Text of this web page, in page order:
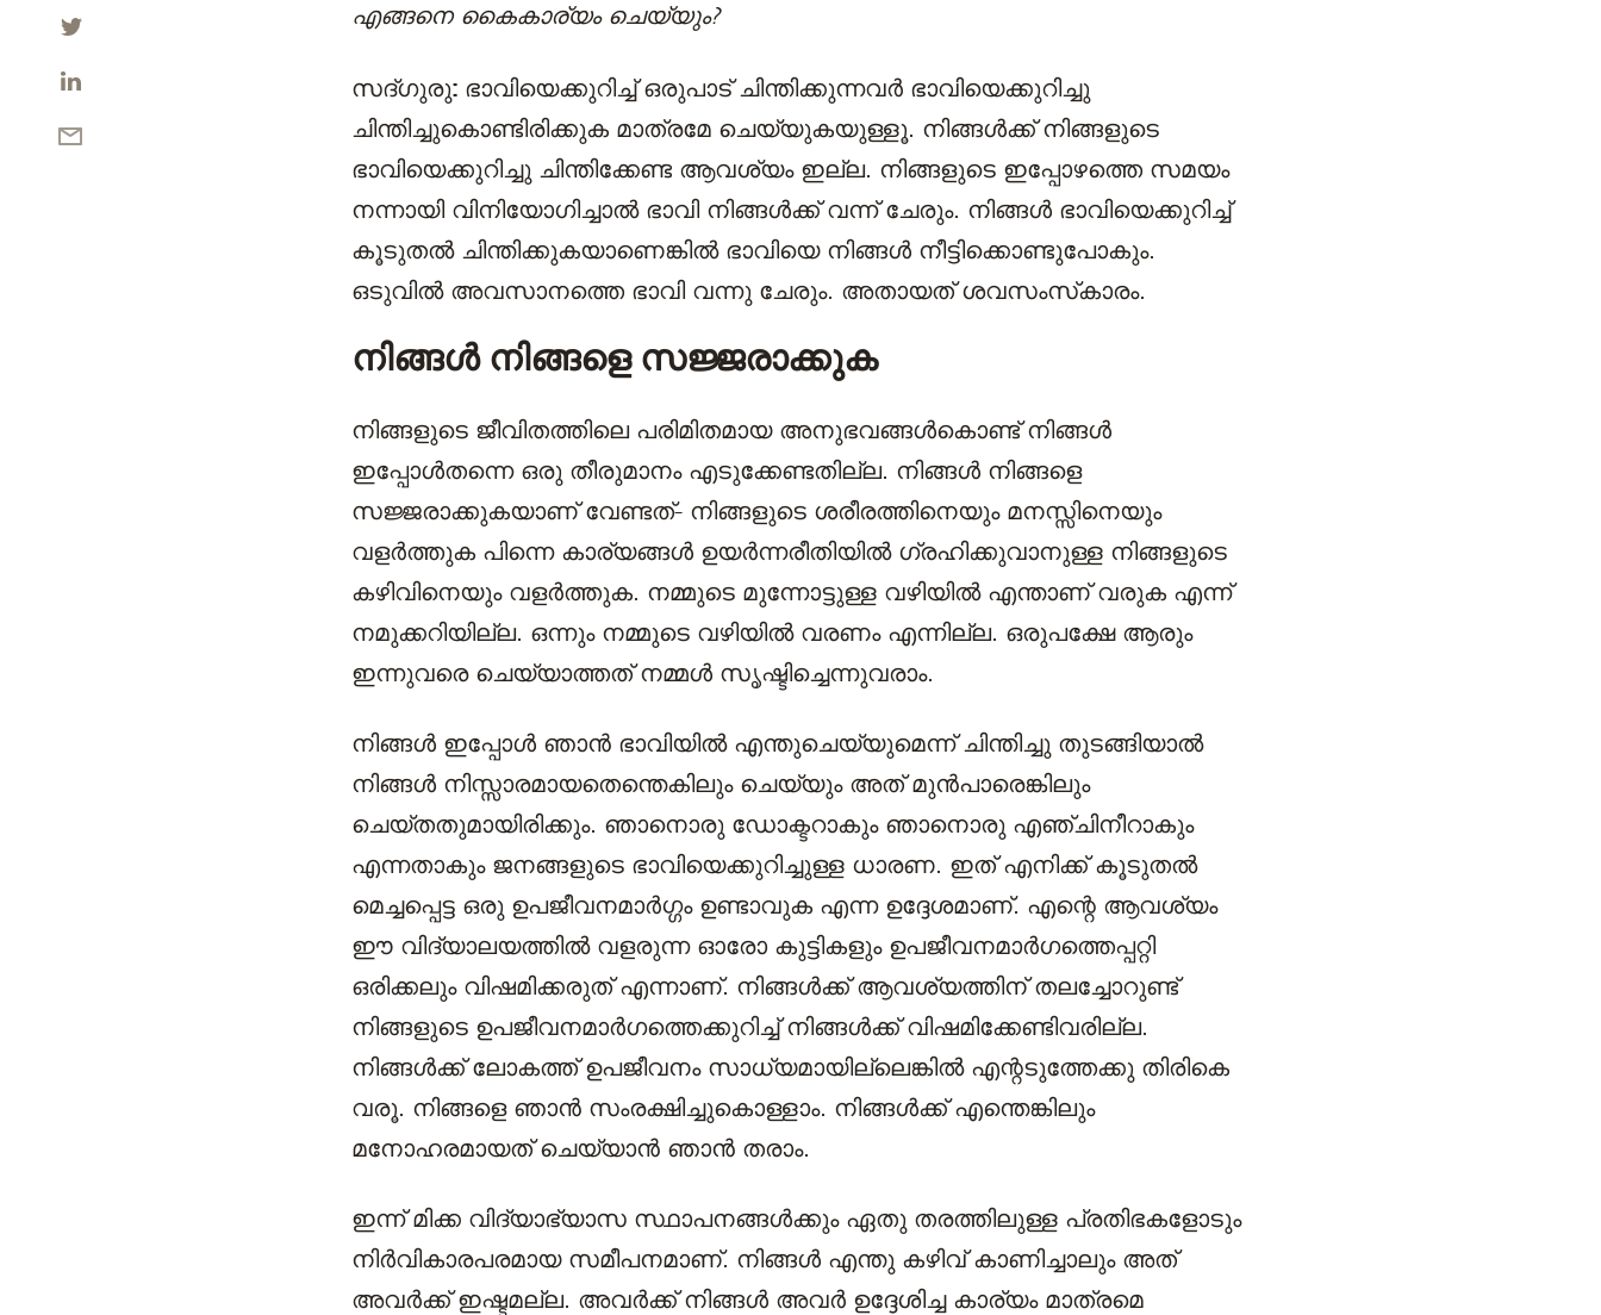
എങ്ങനെ കൈകാര്യം ചെയ്യും?
സദ്ഗുരു: ഭാവിയെക്കുറിച്ച് ഒരുപാട് ചിന്തിക്കുന്നവർ ഭാവിയെക്കുറിച്ചു
ചിന്തിച്ചുകൊണ്ടിരിക്കുക മാത്രമേ ചെയ്യുകയുള്ളൂ. നിങ്ങൾക്ക് നിങ്ങളുടെ
ഭാവിയെക്കുറിച്ചു ചിന്തിക്കേണ്ട ആവശ്യം ഇല്ല. നിങ്ങളുടെ ഇപ്പോഴത്തെ സമയം
നന്നായി വിനിയോഗിച്ചാൽ ഭാവി നിങ്ങൾക്ക് വന്ന് ചേരും. നിങ്ങൾ ഭാവിയെക്കുറിച്ച്
കൂടുതൽ ചിന്തിക്കുകയാണെങ്കിൽ ഭാവിയെ നിങ്ങൾ നീട്ടിക്കൊണ്ടുപോകും.
ഒടുവിൽ അവസാനത്തെ ഭാവി വന്നു ചേരും. അതായത് ശവസംസ്‌കാരം.
നിങ്ങൾ നിങ്ങളെ സജ്ജരാക്കുക
നിങ്ങളുടെ ജീവിതത്തിലെ പരിമിതമായ അനുഭവങ്ങൾകൊണ്ട് നിങ്ങൾ
ഇപ്പോൾതന്നെ ഒരു തീരുമാനം എടുക്കേണ്ടതില്ല. നിങ്ങൾ നിങ്ങളെ
സജ്ജരാക്കുകയാണ് വേണ്ടത്- നിങ്ങളുടെ ശരീരത്തിനെയും മനസ്സിനെയും
വളർത്തുക പിന്നെ കാര്യങ്ങൾ ഉയർന്നരീതിയിൽ ഗ്രഹിക്കുവാനുള്ള നിങ്ങളുടെ
കഴിവിനെയും വളർത്തുക. നമ്മുടെ മുന്നോട്ടുള്ള വഴിയിൽ എന്താണ് വരുക എന്ന്‌
നമുക്കറിയില്ല. ഒന്നും നമ്മുടെ വഴിയിൽ വരണം എന്നില്ല. ഒരുപക്ഷേ ആരും
ഇന്നുവരെ ചെയ്യാത്തത് നമ്മൾ സൃഷ്ടിച്ചെന്നുവരാം.
നിങ്ങൾ ഇപ്പോൾ ഞാൻ ഭാവിയിൽ എന്തുചെയ്യുമെന്ന്‌ ചിന്തിച്ചു തുടങ്ങിയാൽ
നിങ്ങൾ നിസ്സാരമായതെന്തെകിലും ചെയ്യും അത് മുൻപാരെങ്കിലും
ചെയ്തതുമായിരിക്കും. ഞാനൊരു ഡോക്ടറാകും ഞാനൊരു എഞ്ചിനീറാകും
എന്നതാകും ജനങ്ങളുടെ ഭാവിയെക്കുറിച്ചുള്ള ധാരണ. ഇത് എനിക്ക് കൂടുതൽ
മെച്ചപ്പെട്ട ഒരു ഉപജീവനമാർഗ്ഗം ഉണ്ടാവുക എന്ന ഉദ്ദേശമാണ്. എന്റെ ആവശ്യം
ഈ വിദ്യാലയത്തിൽ വളരുന്ന ഓരോ കുട്ടികളും ഉപജീവനമാർഗത്തെപ്പറ്റി
ഒരിക്കലും വിഷമിക്കരുത് എന്നാണ്. നിങ്ങൾക്ക് ആവശ്യത്തിന് തലച്ചോറുണ്ട്
നിങ്ങളുടെ ഉപജീവനമാർഗത്തെക്കുറിച്ച്‌ നിങ്ങൾക്ക് വിഷമിക്കേണ്ടിവരില്ല.
നിങ്ങൾക്ക് ലോകത്ത് ഉപജീവനം സാധ്യമായില്ലെങ്കിൽ എന്റടുത്തേക്കു തിരികെ
വരൂ. നിങ്ങളെ ഞാൻ സംരക്ഷിച്ചുകൊള്ളാം. നിങ്ങൾക്ക് എന്തെങ്കിലും
മനോഹരമായത് ചെയ്യാൻ ഞാൻ തരാം.
ഇന്ന് മിക്ക വിദ്യാഭ്യാസ സ്ഥാപനങ്ങൾക്കും ഏതു തരത്തിലുള്ള പ്രതിഭകളോടും
നിർവികാരപരമായ സമീപനമാണ്. നിങ്ങൾ എന്തു കഴിവ് കാണിച്ചാലും അത്
അവർക്ക് ഇഷ്ടമല്ല. അവർക്ക് നിങ്ങൾ അവർ ഉദ്ദേശിച്ച കാര്യം മാത്രമെ